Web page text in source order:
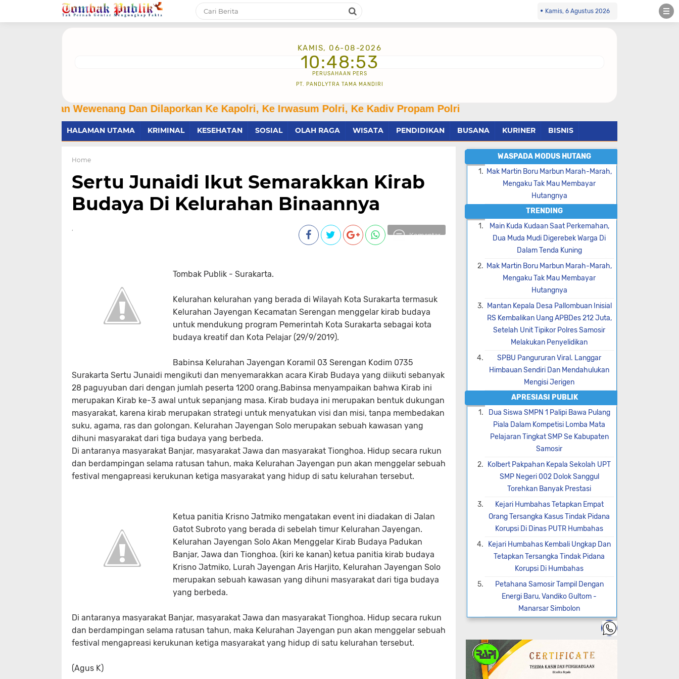
Kamis, 6 Agustus 2026
KAMIS, 06-08-2026
10:48:54
PERUSAHAAN PERS
PT. PANDLYTRA TAMA MANDIRI
Wewenang Dan Dilaporkan Ke Kapolri, Ke Irwasum Polri, Ke Kadiv Propam Polri
HALAMAN UTAMA KRIMINAL KESEHATAN SOSIAL OLAH RAGA WISATA PENDIDIKAN BUSANA KURINER BISNIS
Home
Sertu Junaidi Ikut Semarakkan Kirab
Budaya Di Kelurahan Binaannya
Komentar
Tombak Publik - Surakarta.
Kelurahan kelurahan yang berada di Wilayah Kota Surakarta termasuk
Kelurahan Jayengan Kecamatan Serengan menggelar kirab budaya
untuk mendukung program Pemerintah Kota Surakarta sebagai kota
budaya kreatif dan Kota Pelajar (29/9/2019).
Babinsa Kelurahan Jayengan Koramil 03 Serengan Kodim 0735
Surakarta Sertu Junaidi mengikuti dan menyemarakkan acara Kirab Budaya yang diikuti sebanyak
28 paguyuban dari dengan jumlah peserta 1200 orang.Babinsa menyampaikan bahwa Kirab ini
merupakan Kirab ke-3 awal untuk sepanjang masa. Kirab budaya ini merupakan bentuk dukungan
masyarakat, karena kirab merupakan strategi untuk menyatukan visi dan misi, tanpa membedakan
suku, agama, ras dan golongan. Kelurahan Jayengan Solo merupakan sebuah kawasan yang
dihuni masyarakat dari tiga budaya yang berbeda.
Di antaranya masyarakat Banjar, masyarakat Jawa dan masyarakat Tionghoa. Hidup secara rukun
dan berdampingan selama ratusan tahun, maka Kelurahan Jayengan pun akan menggelar sebuah
festival mengapreasi kerukunan ketiga masyarakat yang hidup di satu kelurahan tersebut.
Ketua panitia Krisno Jatmiko mengatakan event ini diadakan di Jalan
Gatot Subroto yang berada di sebelah timur Kelurahan Jayengan.
Kelurahan Jayengan Solo Akan Menggelar Kirab Budaya Padukan
Banjar, Jawa dan Tionghoa. (kiri ke kanan) ketua panitia kirab budaya
Krisno Jatmiko, Lurah Jayengan Aris Harjito, Kelurahan Jayengan Solo
merupakan sebuah kawasan yang dihuni masyarakat dari tiga budaya
yang berbeda.
Di antaranya masyarakat Banjar, masyarakat Jawa dan masyarakat Tionghoa. Hidup secara rukun
dan berdampingan selama ratusan tahun, maka Kelurahan Jayengan pun akan menggelar sebuah
festival mengapreasi kerukunan ketiga masyarakat yang hidup di satu kelurahan tersebut.
(Agus K)
WASPADA MODUS HUTANG
Mak Martin Boru Marbun Marah-Marah,
Mengaku Tak Mau Membayar
Hutangnya
TRENDING
Main Kuda Kudaan Saat Perkemahan,
Dua Muda Mudi Digerebek Warga Di
Dalam Tenda Kuning
Mak Martin Boru Marbun Marah-Marah,
Mengaku Tak Mau Membayar
Hutangnya
Mantan Kepala Desa Pallombuan Inisial
RS Kembalikan Uang APBDes 212 Juta,
Setelah Unit Tipikor Polres Samosir
Melakukan Penyelidikan
SPBU Pangururan Viral. Langgar
Himbauan Sendiri Dan Mendahulukan
Mengisi Jerigen
APRESIASI PUBLIK
Dua Siswa SMPN 1 Palipi Bawa Pulang
Piala Dalam Kompetisi Lomba Mata
Pelajaran Tingkat SMP Se Kabupaten
Samosir
Kolbert Pakpahan Kepala Sekolah UPT
SMP Negeri 002 Dolok Sanggul
Torehkan Banyak Prestasi
Kejari Humbahas Tetapkan Empat
Orang Tersangka Kasus Tindak Pidana
Korupsi Di Dinas PUTR Humbahas
Kejari Humbahas Kembali Ungkap Dan
Tetapkan Tersangka Tindak Pidana
Korupsi Di Humbahas
Petahana Samosir Tampil Dengan
Energi Baru, Vandiko Gultom -
Manarsar Simbolon